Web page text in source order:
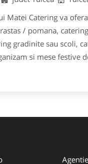
Matei Catering va
/ pomana,
gradinite sau scoli,
si mese festive